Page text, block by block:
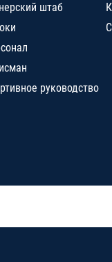
штаб
руководство